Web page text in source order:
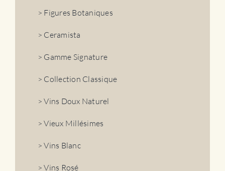
> Figures Botaniques
> Ceramista
> Gamme Signature
> Collection Classique
> Vins Doux Naturel
> Vieux Millésimes
> Vins Blanc
> Vins Rosé